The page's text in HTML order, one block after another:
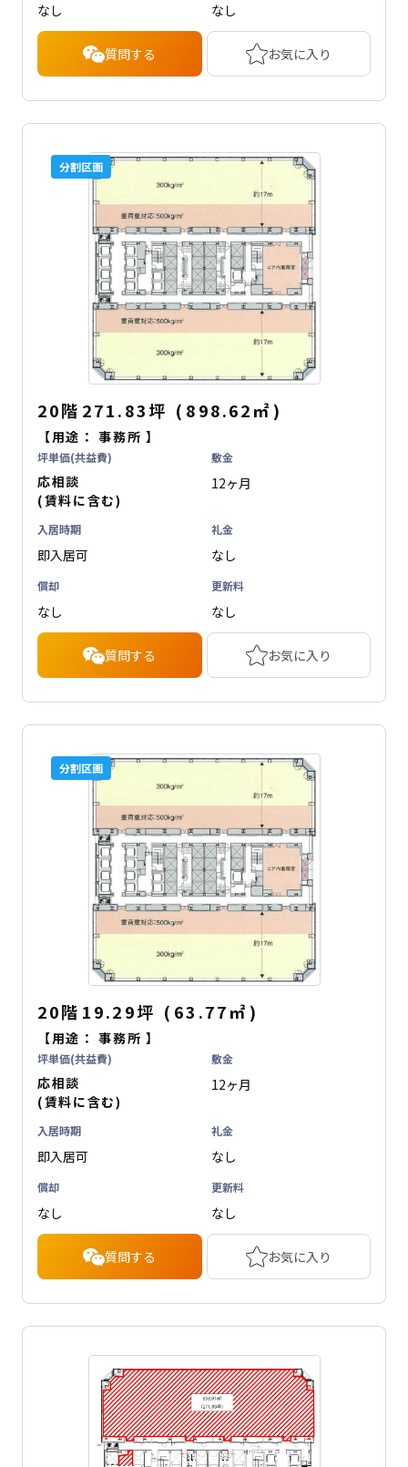
なし なし
質問する お気に入り
分割区画
20階 271.83坪 ( 898.62㎡ )
【用途：事務所 】
坪単価(共益費)
応相談
(賃料に含む)
敷金
12ヶ月
入居時期
即入居可
礼金
なし
償却
なし
更新料
なし
質問する お気に入り
分割区画
20階 19.29坪 ( 63.77㎡ )
【用途：事務所 】
坪単価(共益費)
応相談
(賃料に含む)
敷金
12ヶ月
入居時期
即入居可
礼金
なし
償却
なし
更新料
なし
質問する お気に入り